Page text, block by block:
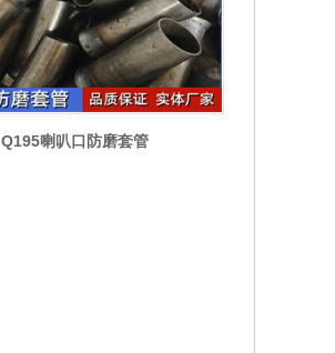
Q195喇叭口防磨套管